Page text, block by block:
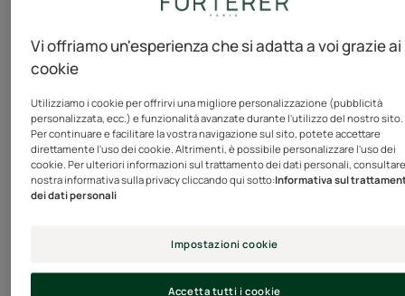
Prodotto in Francia
Per i capelli esposti al sole e alle aggressioni dell'estate,
questo olio protettivo associa l'olio di Sesamo
(naturalmente fotoprotettivo e ricco di acidi grassi e
vitamina E) a un filtro UV KPF 50+*, un indice di
protezione molto alto per la fibra del capello. La sua
aspetto lucente e 'bagnato' . Adatta a tutti i tipi di capelli
(anche quelli colorati), la formula è resistente all'acqua
Vi offriamo un'esperienza che si adatta a voi grazie ai
cookie
Utilizziamo i cookie per offrirvi una migliore personalizzazione (pubblicità
personalizzata, ecc.) e funzionalità avanzate durante l'utilizzo del nostro sito.
Per continuare e facilitare la vostra navigazione sul sito, potete accettare
direttamente l'uso dei cookie. Altrimenti, è possibile personalizzare l'uso dei
cookie. Per ulteriori informazioni sul trattamento dei dati personali,
nostra informativa sulla privacy cliccando qui sotto:Informativa sul
dei dati personali
Impostazioni cookie
Accetta tutti i cookie